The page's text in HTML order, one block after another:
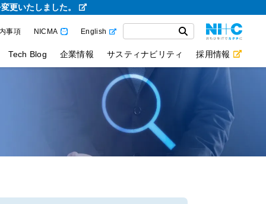
更いたしました。
事項 NICMA English
Tech Blog 企業情報 サスティナビリティ 採用情報